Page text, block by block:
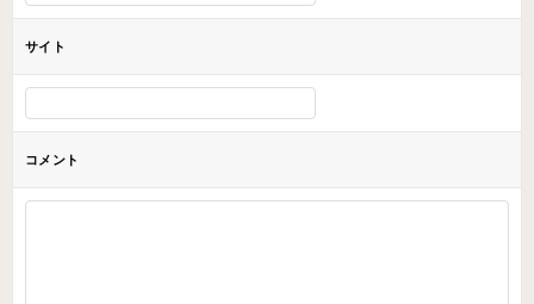
サイト
コメント